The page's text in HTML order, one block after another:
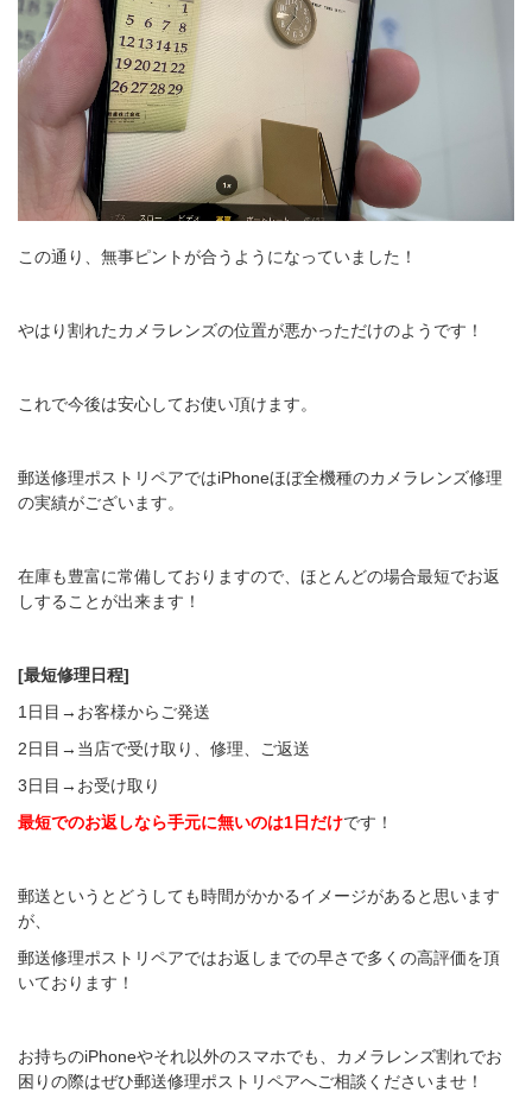
この通り、無事ピントが合うようになっていました！
やはり割れたカメラレンズの位置が悪かっただけのようです！
これで今後は安心してお使い頂けます。
郵送修理ポストリペアではiPhoneほぼ全機種のカメラレンズ修理
の実績がございます。
在庫も豊富に常備しておりますので、ほとんどの場合最短でお返
しすることが出来ます！
[最短修理日程]
1日目→お客様からご発送
2日目→当店で受け取り、修理、ご返送
3日目→お受け取り
最短でのお返しなら手元に無いのは1日だけです！
郵送というとどうしても時間がかかるイメージがあると思います
が、
郵送修理ポストリペアではお返しまでの早さで多くの高評価を頂
いております！
お持ちのiPhoneやそれ以外のスマホでも、カメラレンズ割れでお
困りの際はぜひ郵送修理ポストリペアへご相談くださいませ！